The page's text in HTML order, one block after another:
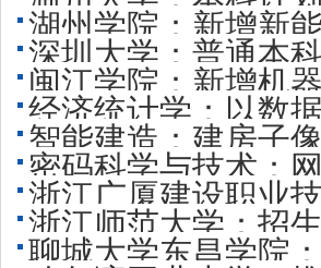
学招生
湖州学院：新增新
深圳大学：普通本
闽江学院：新增机
经济统计学：以数
智能建造：建房子
密码科学与技术：
浙江广厦建设职业
浙江师范大学：招
聊城大学东昌学院